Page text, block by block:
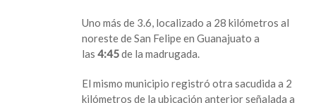
Uno más de 3.6, localizado a 28 kilómetros al
noreste de San Felipe en Guanajuato a
las4:45de la madrugada.
El mismo municipio registró otra sacudida a 2
kilómetros de la ubicación anterior señalada a